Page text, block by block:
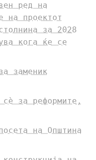
ред на
на проектот
за 2028
кога ќе се
заменик
за реформите,
на Општина